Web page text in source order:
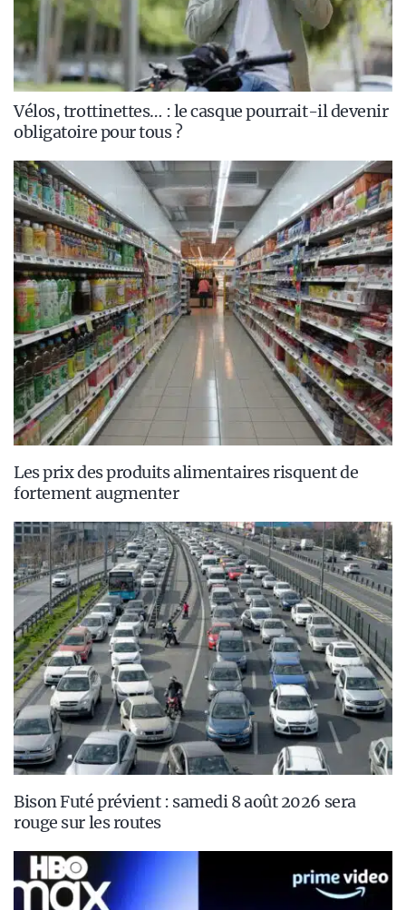
Vélos, trottinettes… : le casque pourrait-il devenir
obligatoire pour tous ?
Les prix des produits alimentaires risquent de
fortement augmenter
Bison Futé prévient : samedi 8 août 2026 sera
rouge sur les routes